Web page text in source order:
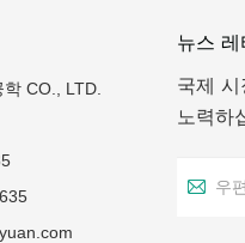
CO., LTD.
뉴스 레
국제
노력하